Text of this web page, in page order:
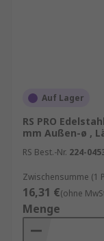
Auf Lager
RS PRO
mm Außen-ø ,
RS Best.-Nr. 224-
Zwischensumme (1
16,31 €(ohne
Menge